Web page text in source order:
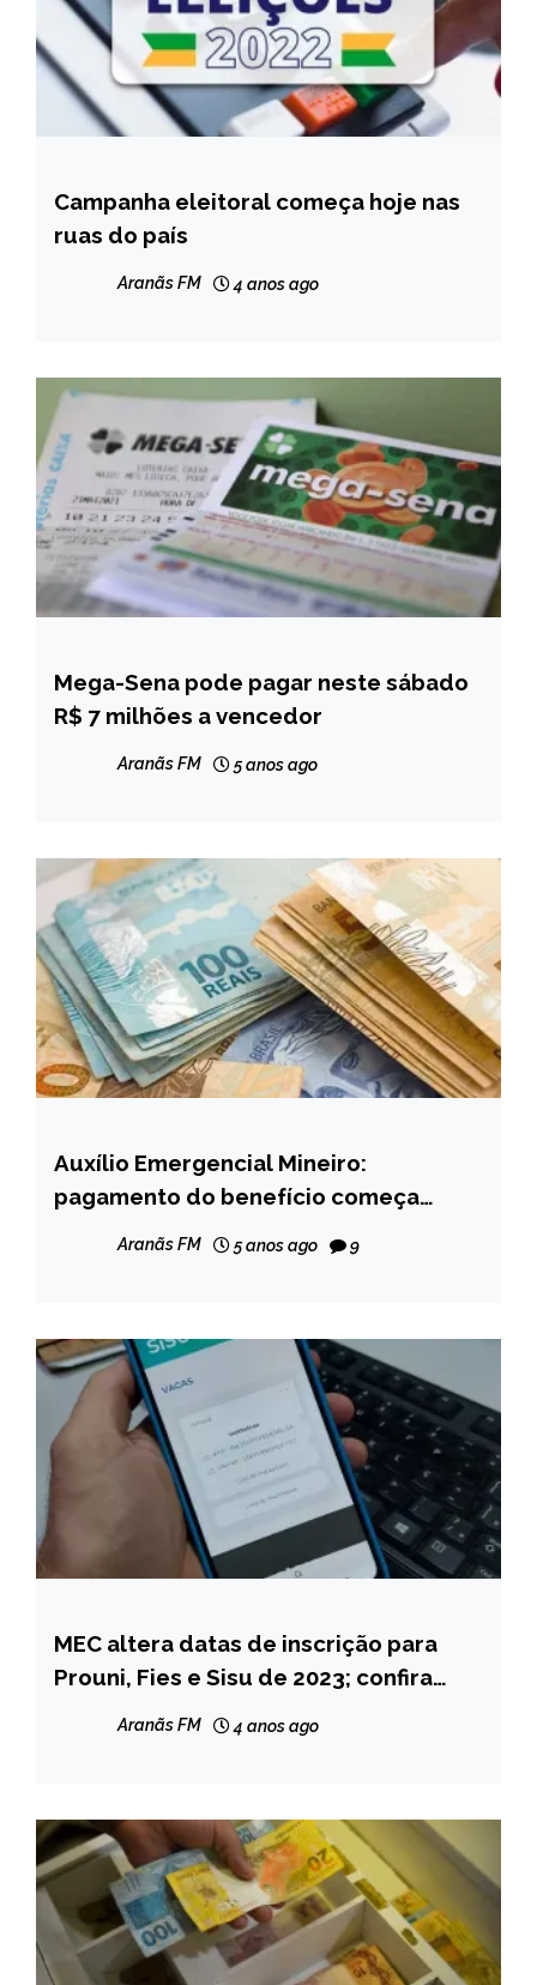
BRASIL
Campanha eleitoral começa hoje nas
ruas do país
Aranãs FM 4 anos ago
BRASIL
NOTÍCIAS
Mega-Sena pode pagar neste sábado
R$ 7 milhões a vencedor
Aranãs FM 5 anos ago
MINAS
GERAIS
NOTÍCIAS
Auxílio Emergencial Mineiro:
pagamento do benefício começa
Aranãs FM 5 anos ago 9
BRASIL
NOTÍCIAS
MEC altera datas de inscrição para
Prouni, Fies e Sisu de 2023; confira
Aranãs FM 4 anos ago